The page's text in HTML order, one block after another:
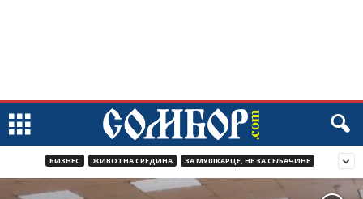
БИЗНЕС ЖИВОТНА СРЕДИНА ЗА МУШКАРЦЕ, НЕ ЗА СЕЉАЧИНЕ